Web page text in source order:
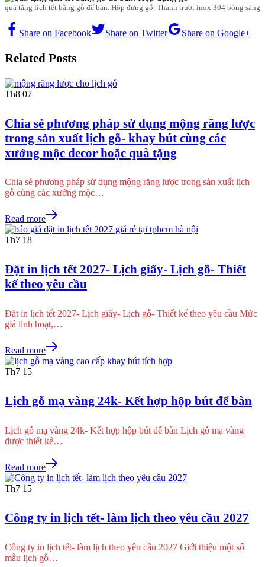
quà tặng lịch tết bằng gỗ để bàn. Hộp đựng gỗ. Thanh trượt inox 304 bóng sáng
Share on Facebook Share on Twitter Share on Google+
Related Posts
Th8 07
Chia sẻ phương pháp sử dụng mộng răng lược
trong sản xuất lịch gỗ- khay bút cùng các
xưởng mộc decor hoặc quà tặng
Chia sẻ phương pháp sử dụng mộng răng lược trong sản xuất lịch
gỗ cùng các xưởng mộc…
Read more
Th7 18
Đặt in lịch tết 2027- Lịch giấy- Lịch gỗ- Thiết
kế theo yêu cầu
Đặt in lịch tết 2027- Lịch giấy- Lịch gỗ- Thiết kế theo yêu cầu Mức
giá linh hoạt,…
Read more
Th7 15
Lịch gỗ mạ vàng 24k- Kết hợp hộp bút để bàn
Lịch gỗ mạ vàng 24k- Kết hợp hộp bút để bàn Lịch gỗ mạ vàng
được thiết kế…
Read more
Th7 15
Công ty in lịch tết- làm lịch theo yêu cầu 2027
Công ty in lịch tết- làm lịch theo yêu cầu 2027 Giới thiệu một số
mẫu lịch gỗ…